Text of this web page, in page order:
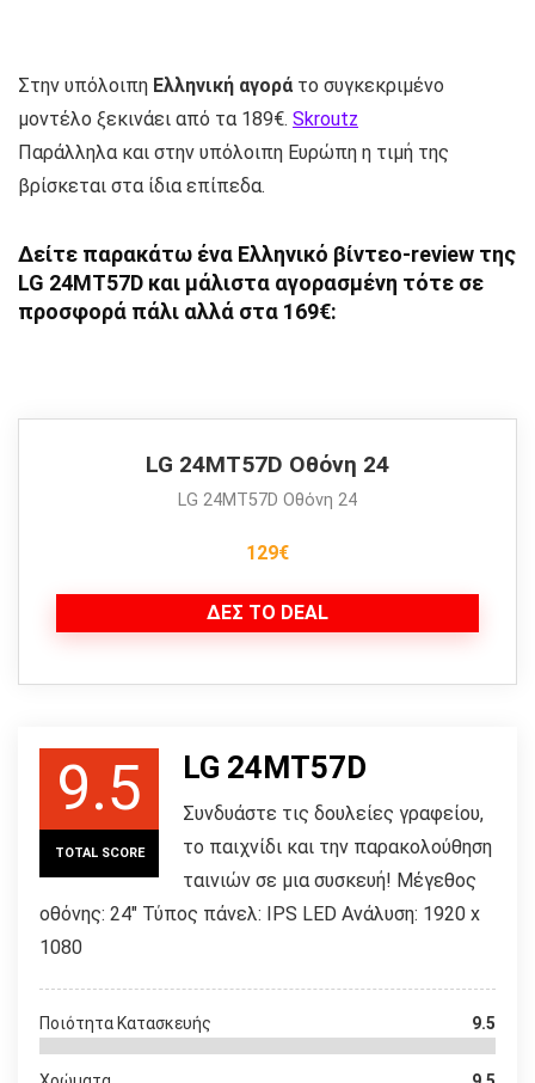
Στην υπόλοιπη Ελληνική αγορά το συγκεκριμένο
μοντέλο ξεκινάει από τα 189€. Skroutz
Παράλληλα και στην υπόλοιπη Ευρώπη η τιμή της
βρίσκεται στα ίδια επίπεδα.
Δείτε παρακάτω ένα Ελληνικό βίντεο-review της
LG 24MT57D και μάλιστα αγορασμένη τότε σε
προσφορά πάλι αλλά στα 169€:
LG 24MT57D Οθόνη 24
LG 24MT57D Οθόνη 24
129€
ΔΕΣ ΤΟ DEAL
9.5
TOTAL SCORE
LG 24MT57D
Συνδυάστε τις δουλείες γραφείου,
το παιχνίδι και την παρακολούθηση
ταινιών σε μια συσκευή! Μέγεθος
οθόνης: 24" Τύπος πάνελ: IPS LED Ανάλυση: 1920 x
1080
Ποιότητα Κατασκευής 9.5